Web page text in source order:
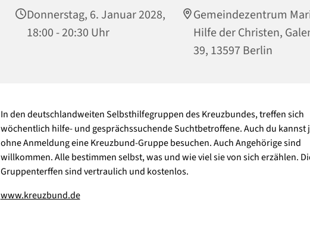
Donnerstag, 6. Januar 2028,
18:00 - 20:30 Uhr
Gemeindezentrum
Hilfe der Christen,
39, 13597 Berlin
In den deutschlandweiten Selbsthilfegruppen des Kreuzbundes, treffen sich
wöchentlich hilfe- und gesprächssuchende Suchtbetroffene. Auch du kannst
ohne Anmeldung eine Kreuzbund-Gruppe besuchen. Auch Angehörige sind
willkommen. Alle bestimmen selbst, was und wie viel sie von sich erzählen.
Gruppenterffen sind vertraulich und kostenlos.
www.kreuzbund.de